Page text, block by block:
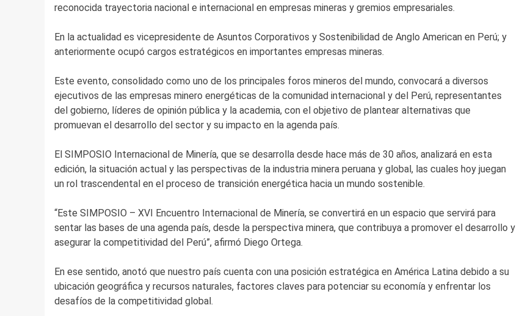
reconocida trayectoria nacional e internacional en empresas mineras y gremios empresariales.
En la actualidad es vicepresidente de Asuntos Corporativos y Sostenibilidad de Anglo American en Perú; y
anteriormente ocupó cargos estratégicos en importantes empresas mineras.
Este evento, consolidado como uno de los principales foros mineros del mundo, convocará a diversos
ejecutivos de las empresas minero energéticas de la comunidad internacional y del Perú, representantes
del gobierno, líderes de opinión pública y la academia, con el objetivo de plantear alternativas que
promuevan el desarrollo del sector y su impacto en la agenda país.
El SIMPOSIO Internacional de Minería, que se desarrolla desde hace más de 30 años, analizará en esta
edición, la situación actual y las perspectivas de la industria minera peruana y global, las cuales hoy juegan
un rol trascendental en el proceso de transición energética hacia un mundo sostenible.
“Este SIMPOSIO – XVI Encuentro Internacional de Minería, se convertirá en un espacio que servirá para
sentar las bases de una agenda país, desde la perspectiva minera, que contribuya a promover el desarrollo y
asegurar la competitividad del Perú”, afirmó Diego Ortega.
En ese sentido, anotó que nuestro país cuenta con una posición estratégica en América Latina debido a su
ubicación geográfica y recursos naturales, factores claves para potenciar su economía y enfrentar los
desafíos de la competitividad global.